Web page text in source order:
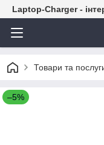
Laptop-Charger -
Товари та
–5%